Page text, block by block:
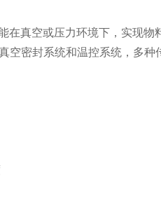
能在真空或压力环境下，实现物
空密封系统和温控系统，多